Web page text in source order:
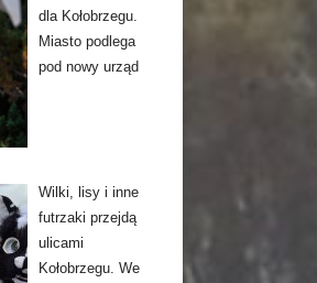
dla Kołobrzegu.
Miasto podlega
pod nowy urząd
Wilki, lisy i inne
futrzaki przejdą
ulicami
Kołobrzegu. We